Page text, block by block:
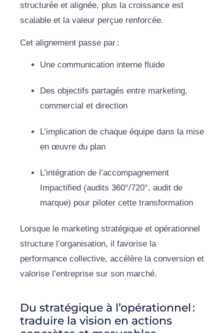
structurée et alignée, plus la croissance est
scalable et la valeur perçue renforcée.
Cet alignement passe par :
Une communication interne fluide
Des objectifs partagés entre marketing,
commercial et direction
L’implication de chaque équipe dans la mise
en œuvre du plan
L’intégration de l’accompagnement
Impactified (audits 360°/720°, audit de
marque) pour piloter cette transformation
Lorsque le marketing stratégique et opérationnel
structure l’organisation, il favorise la
performance collective, accélère la conversion et
valorise l’entreprise sur son marché.
Du stratégique à l’opérationnel :
traduire la vision en actions